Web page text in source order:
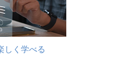
しく学べる